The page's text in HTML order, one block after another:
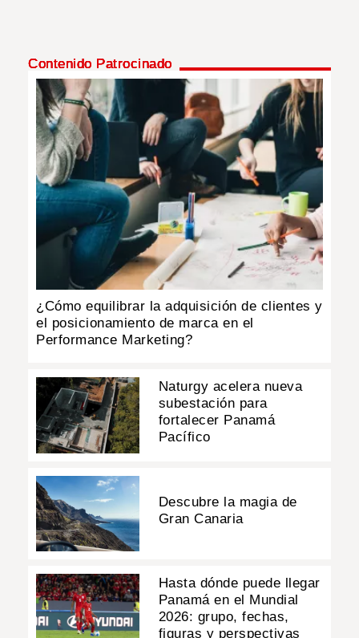
Contenido Patrocinado
¿Cómo equilibrar la adquisición de clientes y
el posicionamiento de marca en el
Performance Marketing?
Naturgy acelera nueva
subestación para
fortalecer Panamá
Pacífico
Descubre la magia de
Gran Canaria
Hasta dónde puede llegar
Panamá en el Mundial
2026: grupo, fechas,
figuras y perspectivas